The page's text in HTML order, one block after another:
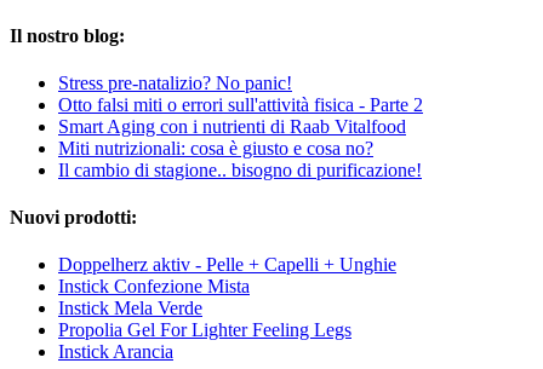
Il nostro blog:
Stress pre-natalizio? No panic!
Otto falsi miti o errori sull'attività fisica - Parte 2
Smart Aging con i nutrienti di Raab Vitalfood
Miti nutrizionali: cosa è giusto e cosa no?
Il cambio di stagione.. bisogno di purificazione!
Nuovi prodotti:
Doppelherz aktiv - Pelle + Capelli + Unghie
Instick Confezione Mista
Instick Mela Verde
Propolia Gel For Lighter Feeling Legs
Instick Arancia